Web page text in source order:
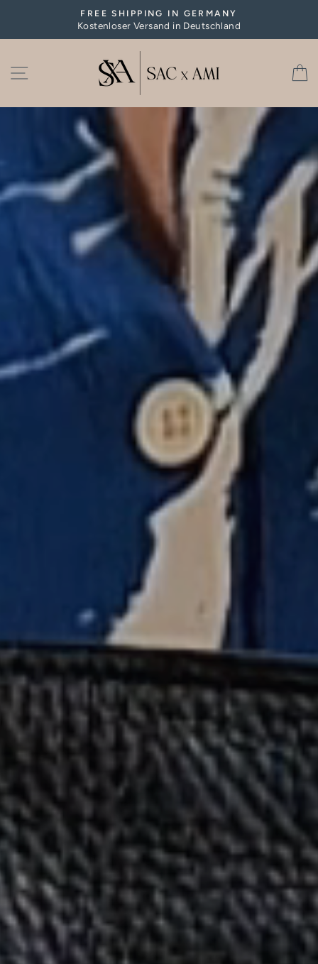
Inhalt
Pause
FREE SHIPPING IN GERMANY
Kostenloser Versand in Deutschland
SEITENNAVIGATIONSAC
X
AMI